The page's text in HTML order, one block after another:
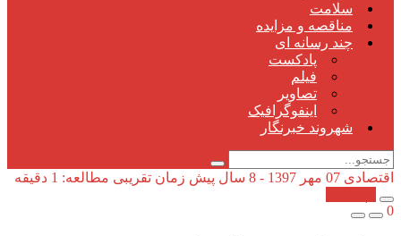
سلامت
مناقصه و مزایده
چند رسانه ای
پادکست
فیلم
تصاویر
اینفوگرافیک
شهروند خبرنگار
اقتصادی 07 مهر 1397 - 8 سال پیش
زمان تقریبی مطالعه: 1 دقیقه
0